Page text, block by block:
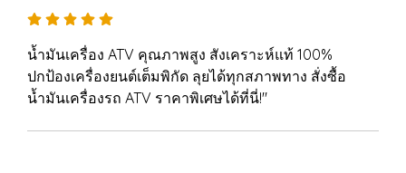
น้ำมันเครื่อง ATV คุณภาพสูง สังเคราะห์แท้ 100%
ปกป้องเครื่องยนต์เต็มพิกัด ลุยได้ทุกสภาพทาง สั่งซื้อ
น้ำมันเครื่องรถ ATV ราคาพิเศษได้ที่นี่!"